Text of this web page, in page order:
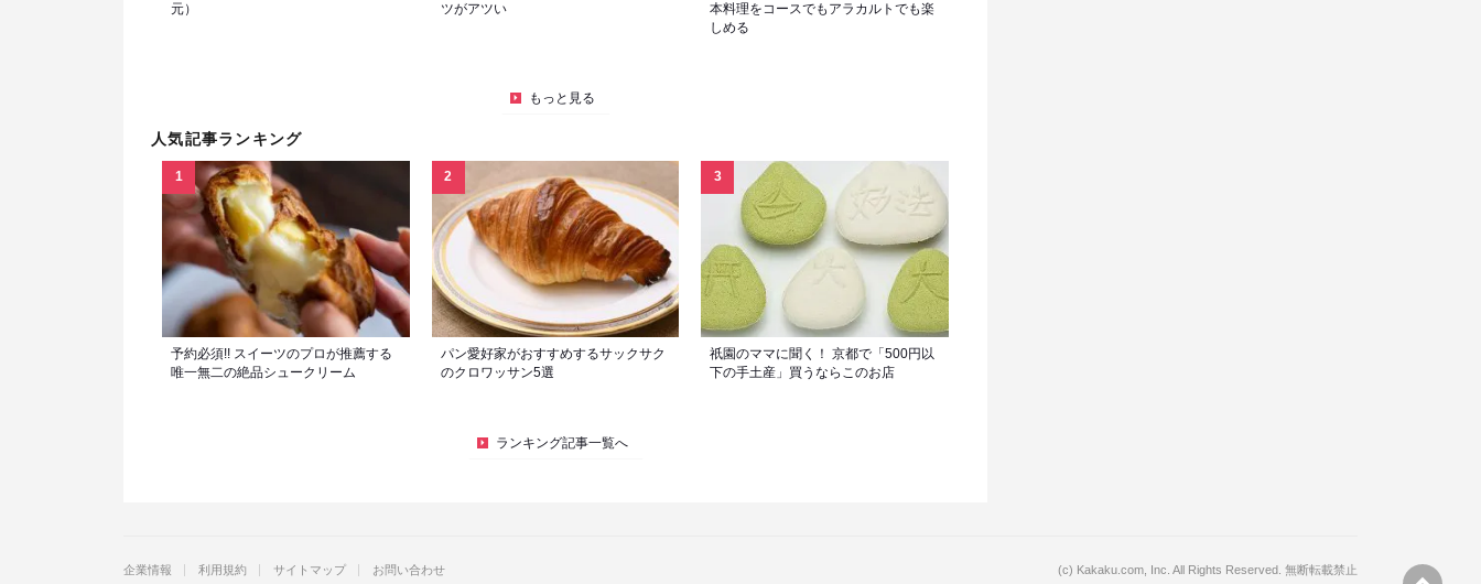
元）
ツがアツい
本料理をコースでもアラカルトでも楽
しめる
もっと見る
人気記事ランキング
予約必須!! スイーツのプロが推薦する
唯一無二の絶品シュークリーム
パン愛好家がおすすめするサックサク
のクロワッサン5選
祇園のママに聞く！ 京都で「500円以
下の手土産」買うならこのお店
ランキング記事一覧へ
企業情報 利用規約 サイトマップ お問い合わせ (c) Kakaku.com, Inc. All Rights Reserved. 無断転載禁止